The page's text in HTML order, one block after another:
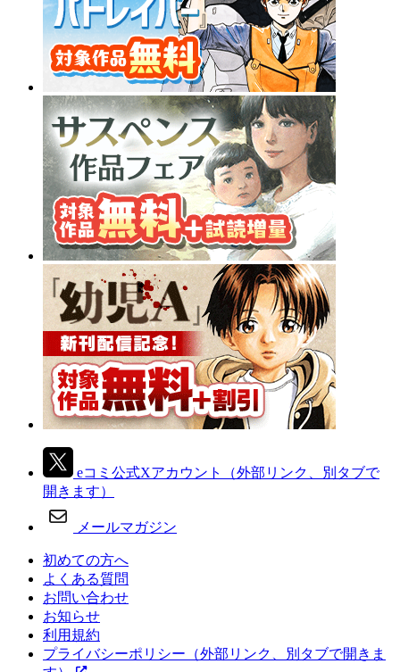
eコミ公式Xアカウント
（外部リンク、別タブで
開きます）
メールマガジン
初めての方へ
よくある質問
お問い合わせ
お知らせ
利用規約
プライバシーポリシー （外部リンク、別タブで開きま